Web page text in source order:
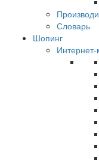
Словарь
Шопинг